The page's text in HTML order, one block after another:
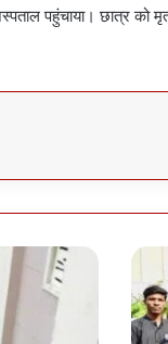
पहुंचाया। छात्र को